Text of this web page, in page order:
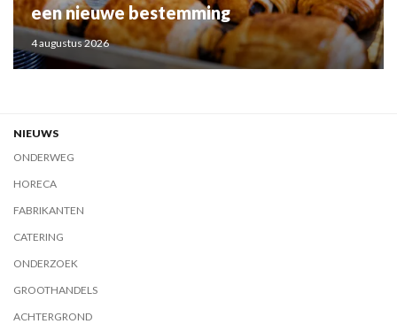
een nieuwe bestemming
4 augustus 2026
NIEUWS
ONDERWEG
HORECA
FABRIKANTEN
CATERING
ONDERZOEK
GROOTHANDELS
ACHTERGROND